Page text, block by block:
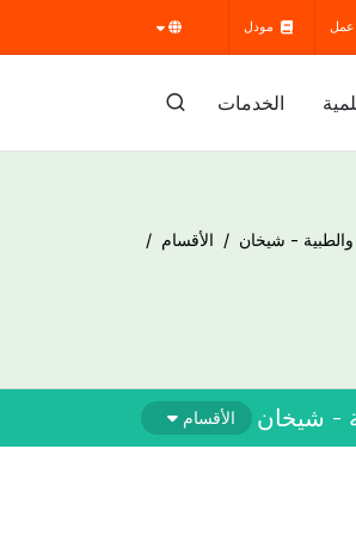
عمل مودل
الخدمات
والطبية - شيخان الأقسام
- شيخان الأقسام